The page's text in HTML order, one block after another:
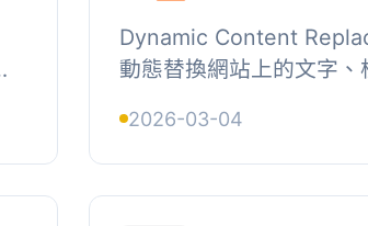
Dynamic Content
動態替換網站上的文字、
容，實現精準的個人化行
2026-03-04